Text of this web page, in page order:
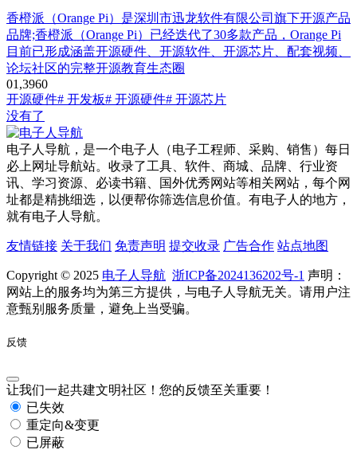
香橙派（Orange Pi）是深圳市迅龙软件有限公司旗下开源产品
品牌;香橙派（Orange Pi）已经迭代了30多款产品，Orange Pi
目前已形成涵盖开源硬件、开源软件、开源芯片、配套视频、
论坛社区的完整开源教育生态圈
01,3960
开源硬件# 开发板# 开源硬件# 开源芯片
没有了
电子人导航，是一个电子人（电子工程师、采购、销售）每日
必上网址导航站。收录了工具、软件、商城、品牌、行业资
讯、学习资源、必读书籍、国外优秀网站等相关网站，每个网
址都是精挑细选，以便帮你筛选信息价值。有电子人的地方，
就有电子人导航。
友情链接 关于我们 免责声明 提交收录 广告合作 站点地图
Copyright © 2025 电子人导航 浙ICP备2024136202号-1 声明：
网站上的服务均为第三方提供，与电子人导航无关。请用户注
意甄别服务质量，避免上当受骗。
反馈
让我们一起共建文明社区！您的反馈至关重要！
已失效
重定向&变更
已屏蔽